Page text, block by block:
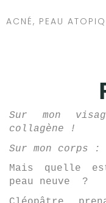
ACNÉ, PEAU
Sur mon
collagène !
Sur mon corps
Mais quelle
peau neuve ?